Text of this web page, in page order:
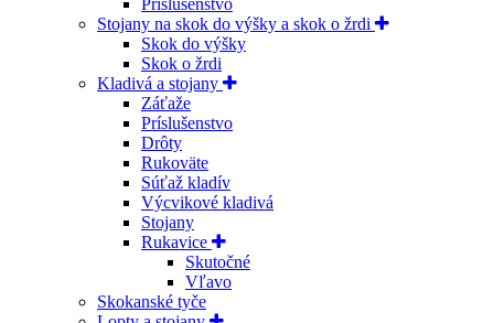
Príslušenstvo
Stojany na skok do výšky a skok o žrdi
Skok do výšky
Skok o žrdi
Kladivá a stojany
Záťaže
Príslušenstvo
Drôty
Rukoväte
Súťaž kladív
Výcvikové kladivá
Stojany
Rukavice
Skutočné
Vľavo
Skokanské tyče